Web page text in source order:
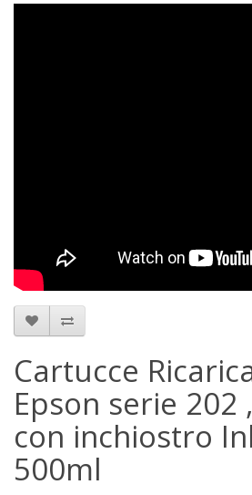
Cartucce
Epson serie 202
con inchiostro
500ml